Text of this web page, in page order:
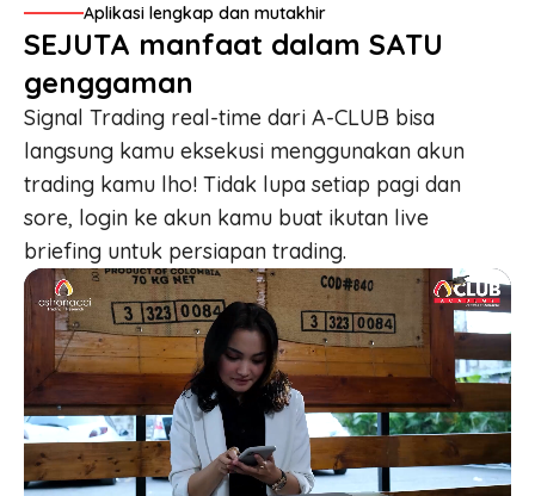
Aplikasi lengkap dan mutakhir
SEJUTA manfaat dalam SATU
genggaman
Signal Trading real-time dari A-CLUB bisa
langsung kamu eksekusi menggunakan akun
trading kamu lho! Tidak lupa setiap pagi dan
sore, login ke akun kamu buat ikutan live
briefing untuk persiapan trading.